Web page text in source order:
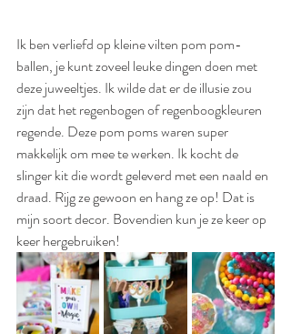
Ik ben verliefd op kleine vilten pom pom-
ballen, je kunt zoveel leuke dingen doen met
deze juweeltjes. Ik wilde dat er de illusie zou
zijn dat het regenbogen of regenboogkleuren
regende. Deze pom poms waren super
makkelijk om mee te werken. Ik kocht de
slinger kit die wordt geleverd met een naald en
draad. Rijg ze gewoon en hang ze op! Dat is
mijn soort decor. Bovendien kun je ze keer op
keer hergebruiken!